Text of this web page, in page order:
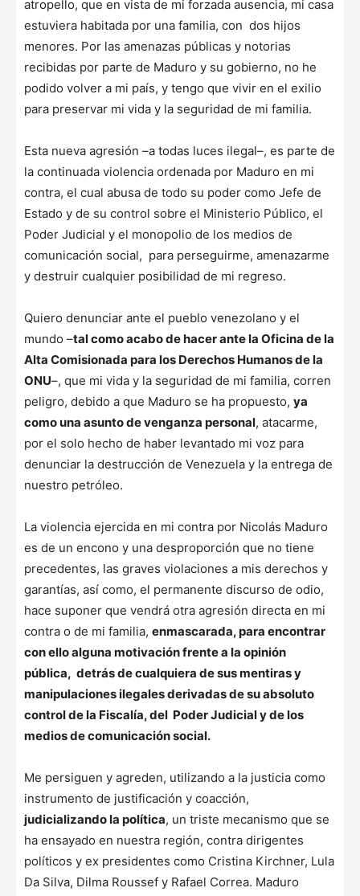
atropello, que en vista de mi forzada ausencia, mi casa
estuviera habitada por una familia, con dos hijos
menores. Por las amenazas públicas y notorias
recibidas por parte de Maduro y su gobierno, no he
podido volver a mi país, y tengo que vivir en el exilio
para preservar mi vida y la seguridad de mi familia.
Esta nueva agresión –a todas luces ilegal–, es parte de
la continuada violencia ordenada por Maduro en mi
contra, el cual abusa de todo su poder como Jefe de
Estado y de su control sobre el Ministerio Público, el
Poder Judicial y el monopolio de los medios de
comunicación social, para perseguirme, amenazarme
y destruir cualquier posibilidad de mi regreso.
Quiero denunciar ante el pueblo venezolano y el
mundo –tal como acabo de hacer ante la Oficina de la
Alta Comisionada para los Derechos Humanos de la
ONU–, que mi vida y la seguridad de mi familia, corren
peligro, debido a que Maduro se ha propuesto, ya
como una asunto de venganza personal, atacarme,
por el solo hecho de haber levantado mi voz para
denunciar la destrucción de Venezuela y la entrega de
nuestro petróleo.
La violencia ejercida en mi contra por Nicolás Maduro
es de un encono y una desproporción que no tiene
precedentes, las graves violaciones a mis derechos y
garantías, así como, el permanente discurso de odio,
hace suponer que vendrá otra agresión directa en mi
contra o de mi familia, enmascarada, para encontrar
con ello alguna motivación frente a la opinión
pública, detrás de cualquiera de sus mentiras y
manipulaciones ilegales derivadas de su absoluto
control de la Fiscalía, del Poder Judicial y de los
medios de comunicación social.
Me persiguen y agreden, utilizando a la justicia como
instrumento de justificación y coacción,
judicializando la política, un triste mecanismo que se
ha ensayado en nuestra región, contra dirigentes
políticos y ex presidentes como Cristina Kirchner, Lula
Da Silva, Dilma Roussef y Rafael Correa. Maduro